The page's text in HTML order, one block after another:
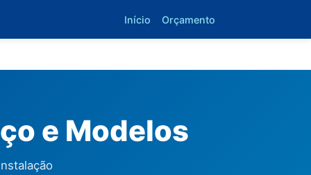
Início Orçamento
e Modelos